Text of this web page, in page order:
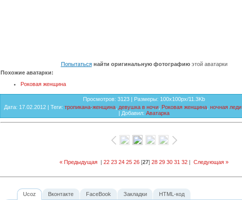
Попытаться найти оригинальную фотографиюэтой аватарки
Похожие аватарки:
Роковая женщина
Просмотров: 3123 | Размеры: 100x100px/11.3Kb
Дата: 17.02.2012 | Теги: тропикана-женщина, девушка в ночи, Роковая женщина, ночная леди,
| Добавил: Аватарка
« Предыдущая | 22 23 24 25 26 [27] 28 29 30 31 32 | Следующая »
Ucoz Вконтакте FaceBook Закладки HTML-код